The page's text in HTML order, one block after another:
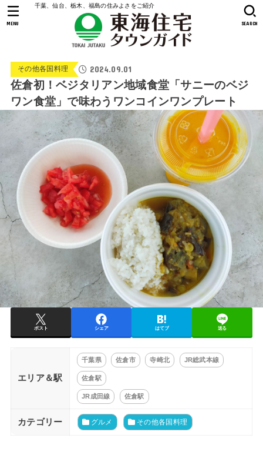
千葉、仙台、栃木、福島の住みよさをご紹介
SEARCH
MENU
その他各国料理 2024.09.01
佐倉初！ベジタリアン地域食堂「サニーのベジ
ワン食堂」で味わうワンコインワンプレート
ポスト シェア はてブ 送る
エリア＆駅
千葉県 佐倉市 寺崎北 JR総武本線
佐倉駅
JR成田線 佐倉駅
カテゴリー グルメ その他各国料理